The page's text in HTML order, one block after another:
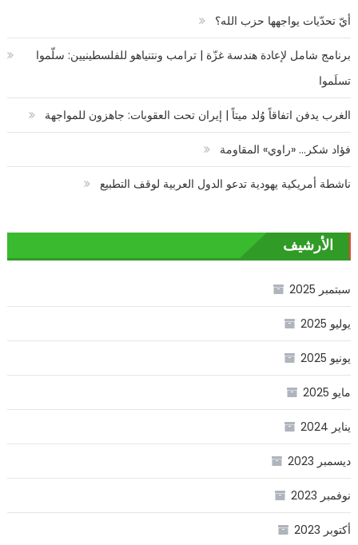
أيّ تحدّيات يواجهها حزب الله؟
برنامج شامل لإعادة هندسة غزّة | ترامب ونتنياهو للفلسطينيين: سلّموا
تسلَموا
الغرب يدفن اتفاقاً وُلد ميتاً | إيران تحت العقوبات: جاهزون للمواجهة
فؤاد شكر… «راوي» المقاومة
ناشطة أمريكية يهودية تدعو الدول العربية لوقف التطبيع
الأرشيف
سبتمبر 2025
يوليو 2025
يونيو 2025
مايو 2025
يناير 2024
ديسمبر 2023
نوفمبر 2023
أكتوبر 2023